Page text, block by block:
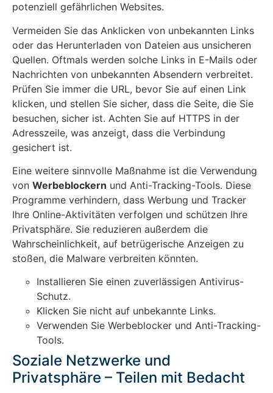
potenziell gefährlichen Websites.
Vermeiden Sie das Anklicken von unbekannten Links
oder das Herunterladen von Dateien aus unsicheren
Quellen. Oftmals werden solche Links in E-Mails oder
Nachrichten von unbekannten Absendern verbreitet.
Prüfen Sie immer die URL, bevor Sie auf einen Link
klicken, und stellen Sie sicher, dass die Seite, die Sie
besuchen, sicher ist. Achten Sie auf HTTPS in der
Adresszeile, was anzeigt, dass die Verbindung
gesichert ist.
Eine weitere sinnvolle Maßnahme ist die Verwendung
von Werbeblockern und Anti-Tracking-Tools. Diese
Programme verhindern, dass Werbung und Tracker
Ihre Online-Aktivitäten verfolgen und schützen Ihre
Privatsphäre. Sie reduzieren außerdem die
Wahrscheinlichkeit, auf betrügerische Anzeigen zu
stoßen, die Malware verbreiten könnten.
Installieren Sie einen zuverlässigen Antivirus-
Schutz.
Klicken Sie nicht auf unbekannte Links.
Verwenden Sie Werbeblocker und Anti-Tracking-
Tools.
Soziale Netzwerke und
Privatsphäre – Teilen mit Bedacht